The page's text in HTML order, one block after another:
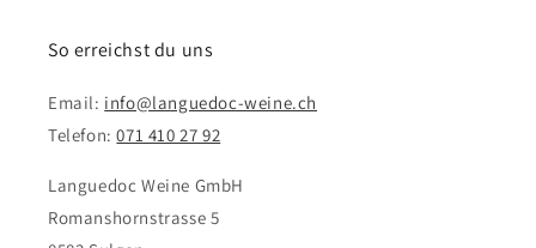
So erreichst du uns
Email: info@languedoc-weine.ch
Telefon:071 410 27 92
Languedoc Weine GmbH
Romanshornstrasse 5